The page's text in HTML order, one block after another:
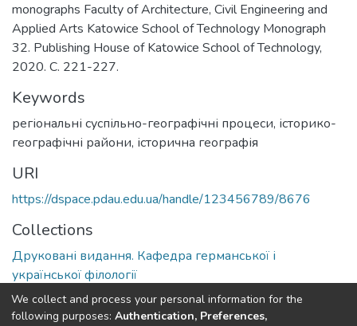
monographs Faculty of Architecture, Civil Engineering and
Applied Arts Katowice School of Technology Monograph
32. Publishing House of Katowice School of Technology,
2020. С. 221-227.
Keywords
регіональні суспільно-географічні процеси, історико-
географічні райони, історична географія
URI
https://dspace.pdau.edu.ua/handle/123456789/8676
Collections
Друковані видання. Кафедра германської і
української філології
Full item page
We collect and process your personal information for the
following purposes: Authentication, Preferences,